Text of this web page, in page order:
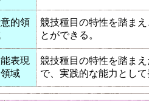
的領
競技種目の特性を踏ま
とができる。
表現
域
競技種目の特性を踏ま
で、実践的な能力とし